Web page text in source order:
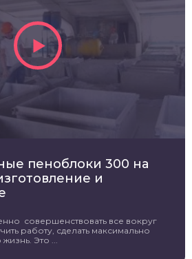
пеноблоки 300 на
и
совершенствовать все вокруг
работу, сделать максимально
Это ...